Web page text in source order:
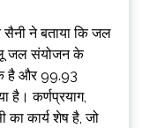
ने बताया कि जल
जल संयोजन के
है और 99.93
है। कर्णप्रयाग,
कार्य शेष है, जो